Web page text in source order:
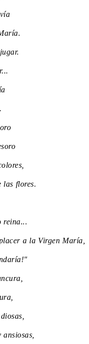
las flores.
reina...
a la Virgen María,